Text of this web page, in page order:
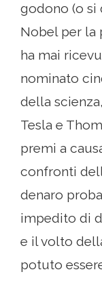
godono (o si
Nobel per la
ha mai
nominato
della
Tesla e
premi a
confronti
denaro
impedito di
e il volto
potuto